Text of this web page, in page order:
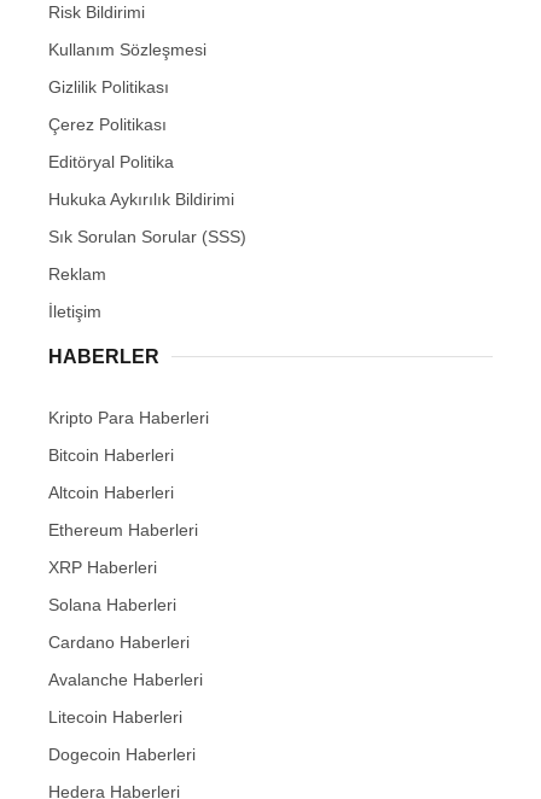
Risk Bildirimi
Kullanım Sözleşmesi
Gizlilik Politikası
Çerez Politikası
Editöryal Politika
Hukuka Aykırılık Bildirimi
Sık Sorulan Sorular (SSS)
Reklam
İletişim
HABERLER
Kripto Para Haberleri
Bitcoin Haberleri
Altcoin Haberleri
Ethereum Haberleri
XRP Haberleri
Solana Haberleri
Cardano Haberleri
Avalanche Haberleri
Litecoin Haberleri
Dogecoin Haberleri
Hedera Haberleri